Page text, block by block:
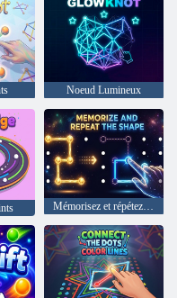
Noeud Lumineux
Mémorisez et répétez la forme